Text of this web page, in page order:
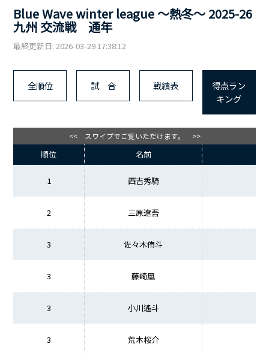
Blue Wave winter league ～熱冬～ 2025-26
九州 交流戦 通年
最終更新日: 2026-03-29 17:38:12
全順位 試 合 戦績表
得点ラン
キング
<< スワイプでご覧いただけます。 >>
順位 名前
1 西吉秀騎
2 三原遼吾
3 佐々木侑斗
3 藤崎凰
3 小川遙斗
3 荒木桜介